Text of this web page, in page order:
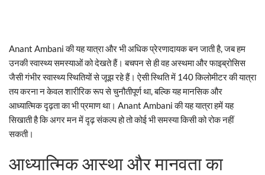
Anant Ambani की यह यात्रा और भी अधिक प्रेरणादायक बन जाती है, जब हम
उनकी स्वास्थ्य समस्याओं को देखते हैं। बचपन से ही वह अस्थमा और फाइब्रोसिस
जैसी गंभीर स्वास्थ्य स्थितियों से जूझ रहे हैं। ऐसी स्थिति में 140 किलोमीटर की यात्रा
तय करना न केवल शारीरिक रूप से चुनौतीपूर्ण था, बल्कि यह मानसिक और
आध्यात्मिक दृढ़ता का भी प्रमाण था। Anant Ambani की यह यात्रा हमें यह
सिखाती है कि अगर मन में दृढ़ संकल्प हो तो कोई भी समस्या किसी को रोक नहीं
सकती।
आध्यात्मिक आस्था और मानवता का